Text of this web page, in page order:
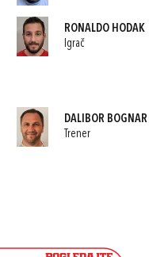
RONALDO HODAK
Igrač
DALIBOR BOGNAR
Trener